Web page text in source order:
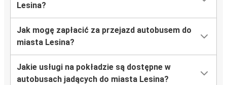
Lesina?
Jak mogę zapłacić za przejazd autobusem do
miasta Lesina?
Jakie usługi na pokładzie są dostępne w
autobusach jadących do miasta Lesina?